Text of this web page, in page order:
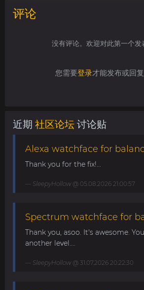
评论
没有评论。欢迎对此第一个发
您需要登录才能发布或回复
近期 社区论坛 讨论贴
Alexa watchface for
Thank you for the fix!...
SleepyHollow@ 05.08.2026 21:00:57
Spectrum watchface for
Thank you, asoo. It's awesome.
another level....
SleepyHollow@ 31.07.2026 20:22:30